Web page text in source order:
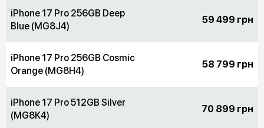
iPhone 17 Pro 256GB Deep
Blue (MG8J4)
59 499 грн
iPhone 17 Pro 256GB Cosmic
Orange (MG8H4)
58 799 грн
iPhone 17 Pro 512GB Silver
(MG8K4)
70 899 грн